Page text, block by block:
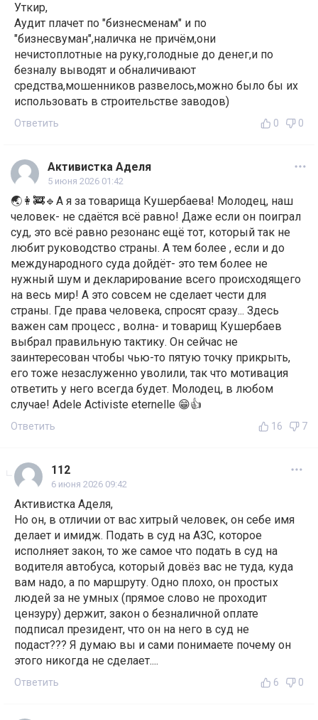
Уткир,
Аудит плачет по "бизнесменам" и по
"бизнесвуман",наличка не причём,они
нечистоплотные на руку,голодные до денег,и по
безналу выводят и обналичивают
средства,мошенников развелось,можно было бы их
использовать в строительстве заводов)
Ответить 0 0
Активистка Аделя
5 июня 2026 01:42
🌏👩‍🚒🔹А я за товарища Кушербаева! Молодец, наш
человек- не сдаётся всё равно! Даже если он поиграл
суд, это всё равно резонанс ещё тот, который так не
любит руководство страны. А тем более , если и до
международного суда дойдёт- это тем более не
нужный шум и декларирование всего происходящего
на весь мир! А это совсем не сделает чести для
страны. Где права человека, спросят сразу... Здесь
важен сам процесс , волна- и товарищ Кушербаев
выбрал правильную тактику. Он сейчас не
заинтересован чтобы чью-то пятую точку прикрыть,
его тоже незаслуженно уволили, так что мотивация
ответить у него всегда будет. Молодец, в любом
случае! Adele Activiste eternelle 😁👍
Ответить 16 7
112
6 июня 2026 09:42
Активистка Аделя,
Но он, в отличии от вас хитрый человек, он себе имя
делает и имидж. Подать в суд на АЗС, которое
исполняет закон, то же самое что подать в суд на
водителя автобуса, который довёз вас не туда, куда
вам надо, а по маршруту. Одно плохо, он простых
людей за не умных (прямое слово не проходит
цензуру) держит, закон о безналичной оплате
подписал президент, что он на него в суд не
подаст??? Я думаю вы и сами понимаете почему он
этого никогда не сделает....
Ответить 6 0